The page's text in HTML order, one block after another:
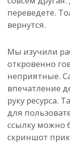
переведете.
вернутся.
Мы изучили
откровенно
неприятные.
впечатление
руку ресурса.
для
ссылку можно
скриншот